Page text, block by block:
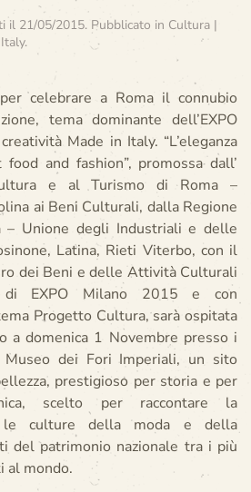
il 21/05/2015. Pubblicato in Cultura |
.
celebrare a Roma il connubio
tema dominante dell’EXPO
Made in Italy. “L’eleganza
and fashion”, promossa dall’
e al Turismo di Roma –
ai Beni Culturali, dalla Regione
– Unione degli Industriali e delle
Latina, Rieti Viterbo, con il
dei Beni e delle Attività Culturali
EXPO Milano 2015 e con
Progetto Cultura, sarà ospitata
a domenica 1 Novembre presso i
dei Fori Imperiali, un sito
prestigioso per storia e per
scelto per raccontare la
le culture della moda e della
del patrimonio nazionale tra i più
al mondo.